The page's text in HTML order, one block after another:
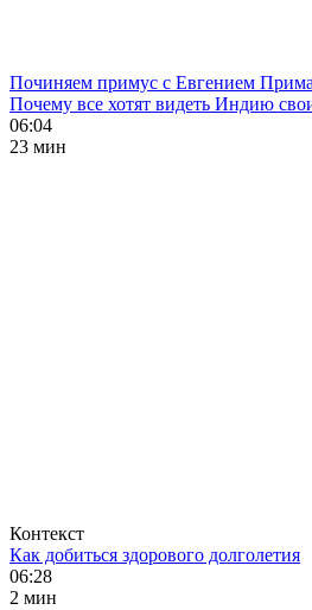
Починяем примус с Евгением
Почему все хотят видеть Индию
06:04
23 мин
Контекст
Как добиться здорового долголетия
06:28
2 мин